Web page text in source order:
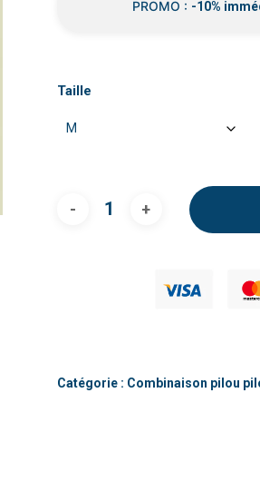
PROMO : -10%
Taille
Catégorie : Combinaison pilou